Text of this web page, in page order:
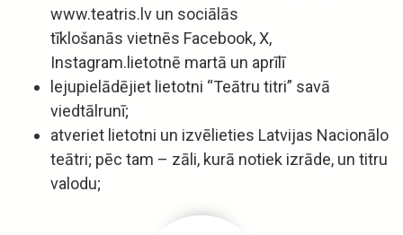
www.teatris.lv un sociālās
tīklošanās vietnēs Facebook, X,
Instagram.lietotnē martā un aprīlī
lejupielādējiet lietotni “Teātru titri” savā
viedtālrunī;
atveriet lietotni un izvēlieties Latvijas Nacionālo
teātri; pēc tam – zāli, kurā notiek izrāde, un titru
valodu;